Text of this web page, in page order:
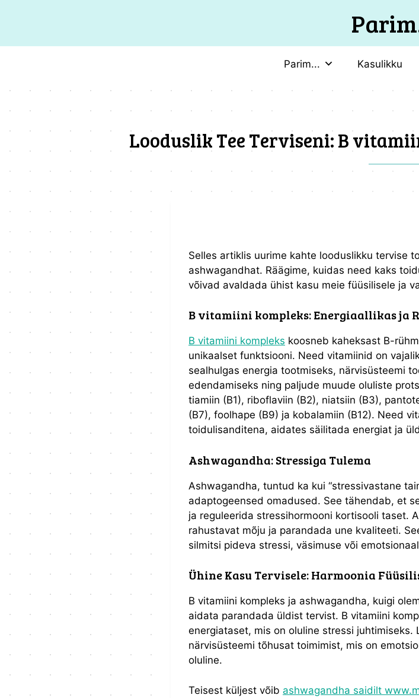
Parim... Kasulikku
Looduslik Tee Terviseni: B
Selles artiklis uurime kahte looduslikku tervise
ashwagandhat. Räägime, kuidas need kaks
võivad avaldada ühist kasu meie füüsilisele ja
B vitamiini kompleks: Energiaallikas ja
B vitamiini kompleks koosneb kaheksast B-
unikaalset funktsiooni. Need vitamiinid on
sealhulgas energia tootmiseks, närvisüsteemi
edendamiseks ning paljude muude oluliste
tiamiin (B1), riboflaviin (B2), niatsiin (B3),
(B7), foolhape (B9) ja kobalamiin (B12). Need
toidulisanditena, aidates säilitada energiat ja
Ashwagandha: Stressiga Tulema
Ashwagandha, tuntud ka kui “stressivastane
adaptogeensed omadused. See tähendab, et
ja reguleerida stressihormooni kortisooli taset.
rahustavat mõju ja parandada une kvaliteeti.
silmitsi pideva stressi, väsimuse või
Ühine Kasu Tervisele: Harmoonia
B vitamiini kompleks ja ashwagandha, kuigi
aidata parandada üldist tervist. B vitamiini
energiataset, mis on oluline stressi
närvisüsteemi tõhusat toimimist, mis on
oluline.
Teisest küljest võib ashwagandha saidilt